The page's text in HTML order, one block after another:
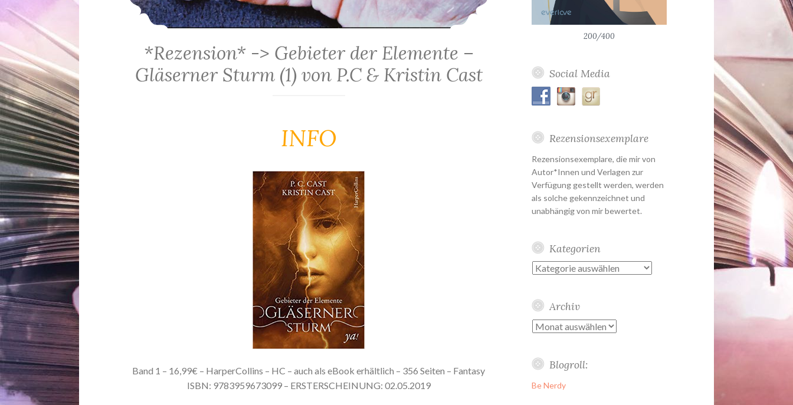
*Rezension* -> Gebieter der Elemente –
Gläserner Sturm (1) von P.C & Kristin Cast
INFO
Band 1 – 16,99€ – HarperCollins – HC – auch als eBook erhältlich – 356 Seiten – Fantasy
ISBN: 9783959673099 – ERSTERSCHEINUNG: 02.05.2019
200/400
Social Media
Rezensionsexemplare
Rezensionsexemplare, die mir von
Autor*Innen und Verlagen zur
Verfügung gestellt werden, werden
als solche gekennzeichnet und
unabhängig von mir bewertet.
Kategorien
Kategorien
Archiv
Archiv
Blogroll:
Be Nerdy